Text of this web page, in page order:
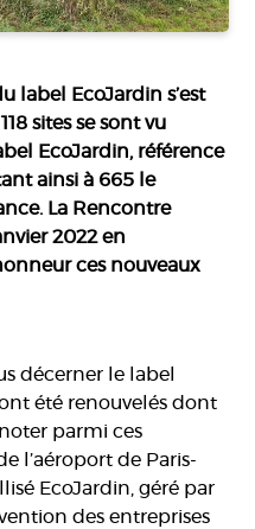
label EcoJardin s’est
sites se sont vu
EcoJardin, référence
ainsi à 665 le
La Rencontre
2022 en
ces nouveaux
décerner le label
été renouvelés dont
parmi ces
l’aéroport de Paris-
EcoJardin, géré par
des entreprises